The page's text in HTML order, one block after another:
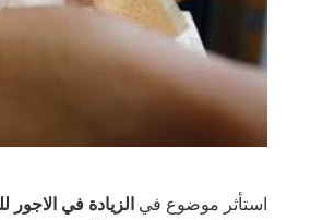
استأثر موضوع في الزيادة في الاجور